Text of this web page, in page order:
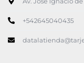
+542645040435